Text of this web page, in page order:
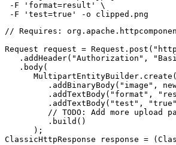
-F 'format=result' \
// Requires:
Request request =
.addHeader("Authorization",
   .body(
.addBinaryBody("image",
.addTextBody("format",
.addTextBody("test",
// TODO: Add more upload
         .build()
      );
ClassicHttpResponse response =